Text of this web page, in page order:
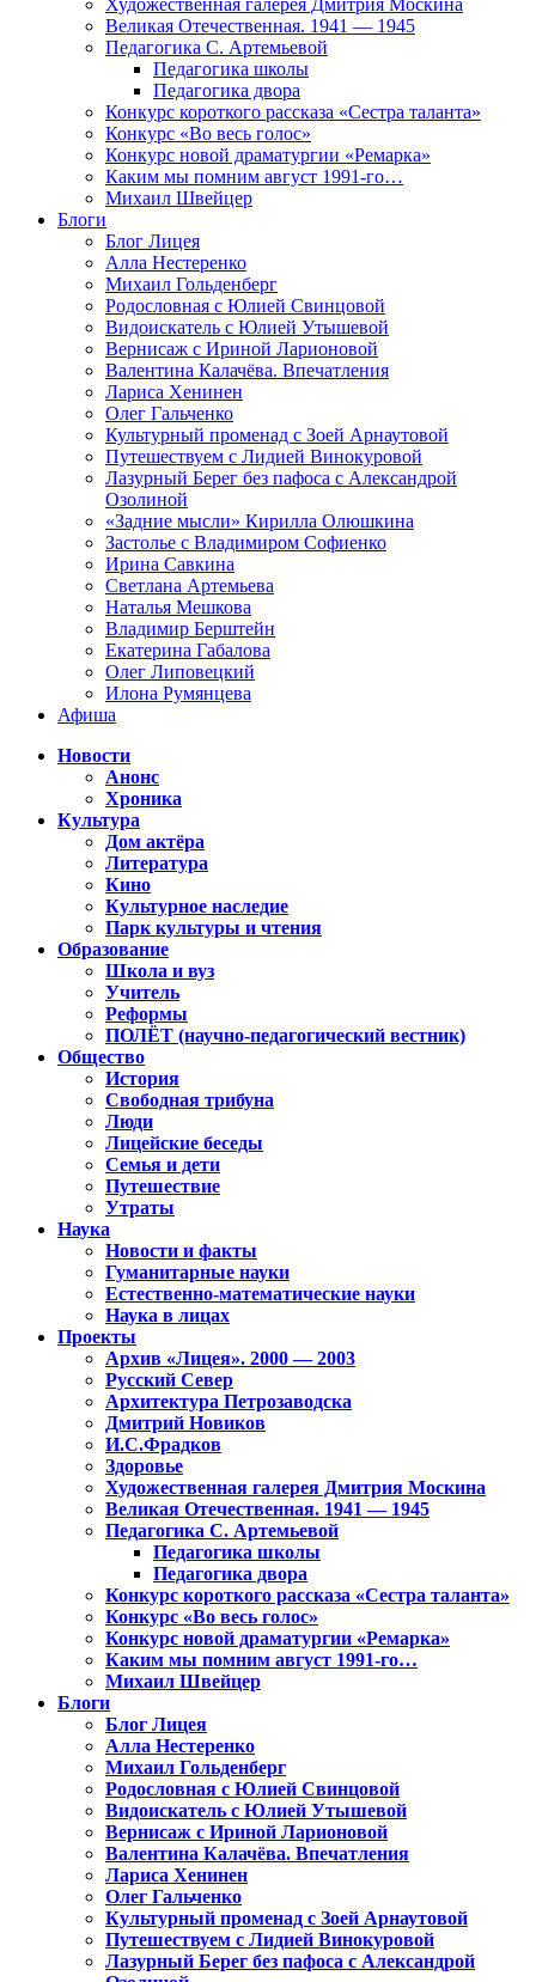
Художественная галерея Дмитрия Москина
Великая Отечественная. 1941 — 1945
Педагогика С. Артемьевой
Педагогика школы
Педагогика двора
Конкурс короткого рассказа «Сестра таланта»
Конкурс «Во весь голос»
Конкурс новой драматургии «Ремарка»
Каким мы помним август 1991-го…
Михаил Швейцер
Блоги
Блог Лицея
Алла Нестеренко
Михаил Гольденберг
Родословная с Юлией Свинцовой
Видоискатель с Юлией Утышевой
Вернисаж с Ириной Ларионовой
Валентина Калачёва. Впечатления
Лариса Хенинен
Олег Гальченко
Культурный променад с Зоей Арнаутовой
Путешествуем с Лидией Винокуровой
Лазурный Берег без пафоса с Александрой
Озолиной
«Задние мысли» Кирилла Олюшкина
Застолье с Владимиром Софиенко
Ирина Савкина
Светлана Артемьева
Наталья Мешкова
Владимир Берштейн
Екатерина Габалова
Олег Липовецкий
Илона Румянцева
Афиша
Новости
Анонс
Хроника
Культура
Дом актёра
Литература
Кино
Культурное наследие
Парк культуры и чтения
Образование
Школа и вуз
Учитель
Реформы
ПОЛЁТ (научно-педагогический вестник)
Общество
История
Свободная трибуна
Люди
Лицейские беседы
Семья и дети
Путешествие
Утраты
Наука
Новости и факты
Гуманитарные науки
Естественно-математические науки
Наука в лицах
Проекты
Архив «Лицея». 2000 — 2003
Русский Север
Архитектура Петрозаводска
Дмитрий Новиков
И.С.Фрадков
Здоровье
Художественная галерея Дмитрия Москина
Великая Отечественная. 1941 — 1945
Педагогика С. Артемьевой
Педагогика школы
Педагогика двора
Конкурс короткого рассказа «Сестра таланта»
Конкурс «Во весь голос»
Конкурс новой драматургии «Ремарка»
Каким мы помним август 1991-го…
Михаил Швейцер
Блоги
Блог Лицея
Алла Нестеренко
Михаил Гольденберг
Родословная с Юлией Свинцовой
Видоискатель с Юлией Утышевой
Вернисаж с Ириной Ларионовой
Валентина Калачёва. Впечатления
Лариса Хенинен
Олег Гальченко
Культурный променад с Зоей Арнаутовой
Путешествуем с Лидией Винокуровой
Лазурный Берег без пафоса с Александрой